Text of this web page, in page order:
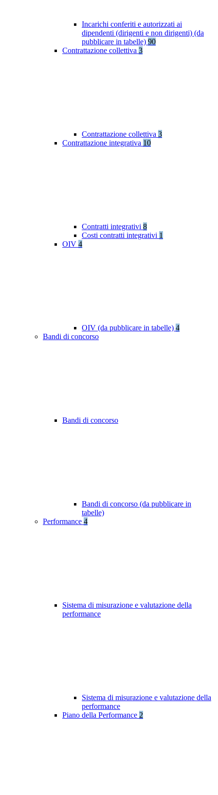
Incarichi conferiti e autorizzati ai
dipendenti (dirigenti e non dirigenti) (da
pubblicare in tabelle) 90
Contrattazione collettiva 3
Contrattazione collettiva 3
Contrattazione integrativa 10
Contratti integrativi 8
Costi contratti integrativi 1
OIV 4
OIV (da pubblicare in tabelle) 4
Bandi di concorso
Bandi di concorso
Bandi di concorso (da pubblicare in
tabelle)
Performance 4
Sistema di misurazione e valutazione della
performance
Sistema di misurazione e valutazione della
performance
Piano della Performance 2